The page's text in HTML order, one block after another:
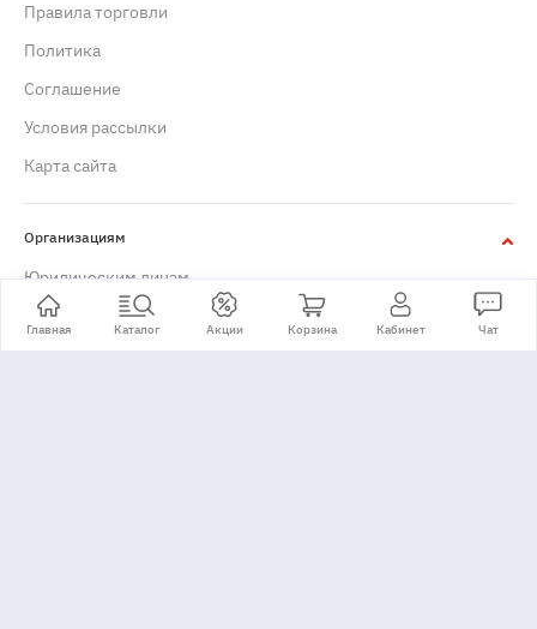
Главная Каталог Акции Корзина Кабинет Чат
Правила торговли
Политика
Cоглашение
Условия рассылки
Карта сайта
Организациям
Юридическим лицам